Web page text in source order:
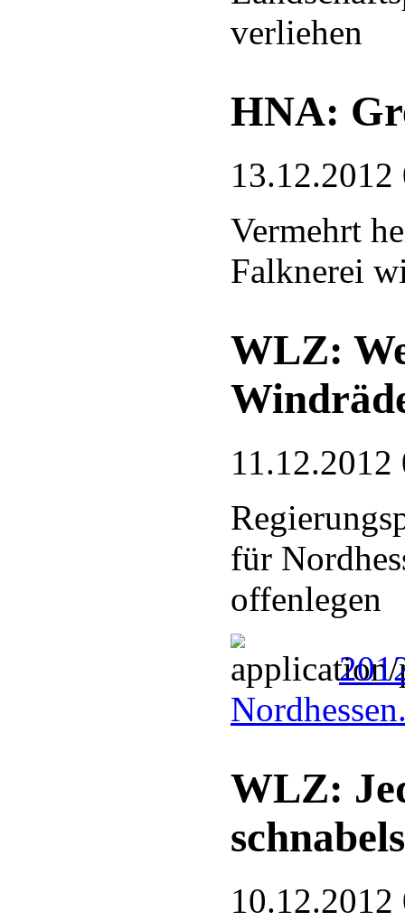
verliehen
HNA:
13.12.2012
Vermehrt
Falknerei
WLZ:
11.12.2012
für
offenlegen
WLZ:
10.12.2012